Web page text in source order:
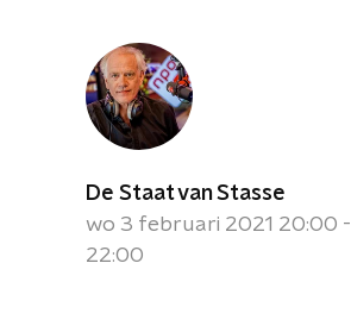
De Staat van Stasse
wo 3 februari 2021 20:00 -
22:00